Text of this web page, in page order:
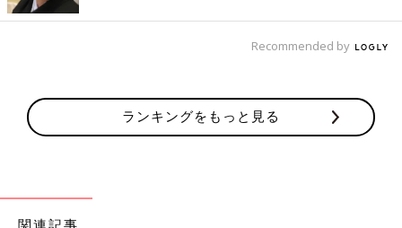
Recommended by
ランキングをもっと見る
関連記事